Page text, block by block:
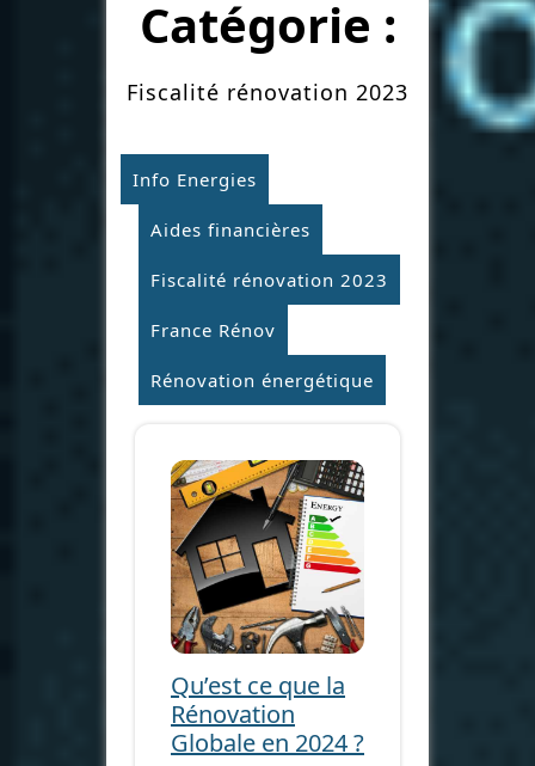
Catégorie :
Fiscalité rénovation 2023
Info Energies
Aides financières
Fiscalité rénovation 2023
France Rénov
Rénovation énergétique
Qu’est ce que la
Rénovation
Globale en 2024 ?